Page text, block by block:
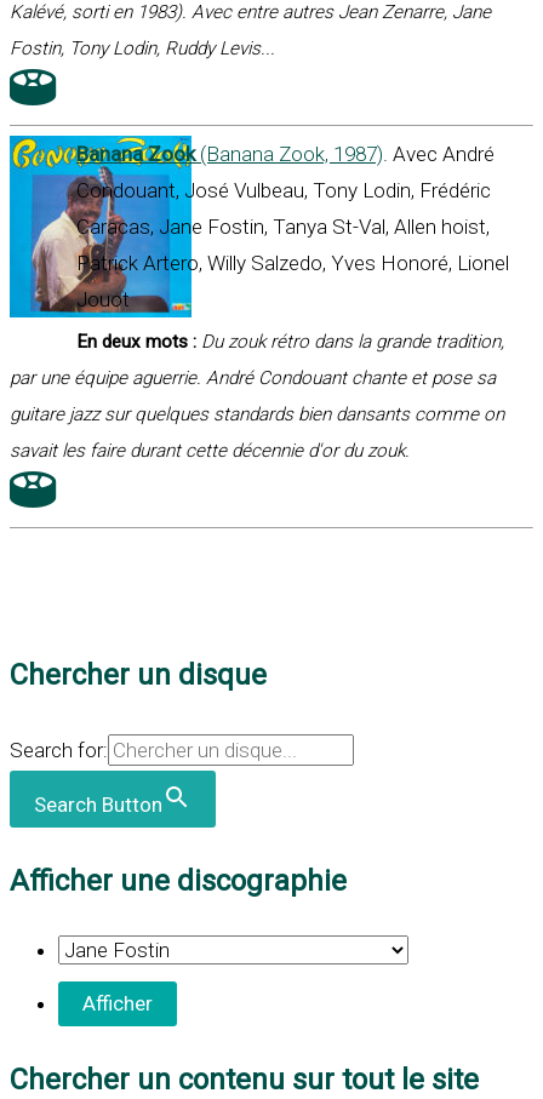
Kalévé, sorti en 1983). Avec entre autres Jean Zenarre, Jane
Fostin, Tony Lodin, Ruddy Levis...
Banana Zook(Banana Zook, 1987). Avec André
Condouant, José Vulbeau, Tony Lodin, Frédéric
Caracas, Jane Fostin, Tanya St-Val, Allen hoist,
Patrick Artero, Willy Salzedo, Yves Honoré, Lionel
Jouot
En deux mots : Du zouk rétro dans la grande tradition,
par une équipe aguerrie. André Condouant chante et pose sa
guitare jazz sur quelques standards bien dansants comme on
savait les faire durant cette décennie d'or du zouk.
Chercher un disque
Search for:
Search Button
Afficher une discographie
Chercher un contenu sur tout le site